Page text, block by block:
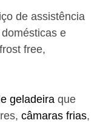
de assistência
e
free,
geladeira que
câmaras frias,